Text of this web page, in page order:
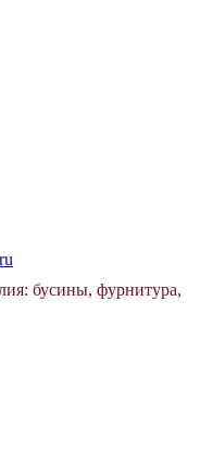
бусины, фурнитура,